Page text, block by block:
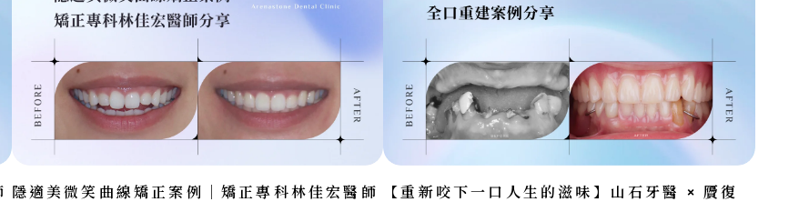
隱適美微笑曲線矯正案例｜矯正專科林佳宏醫師 【重新咬下一口人生的滋味】山石牙醫 × 贗復